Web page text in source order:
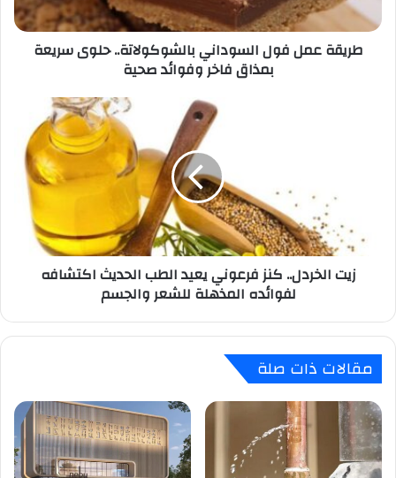
بمذاق
فاخر
وفوائدطريقة عمل فول السوداني بالشوكولاتة.. حلوى سريعة
بمذاق فاخر وفوائد صحية
اكتشافه
لفوائده
المذهلةزيت الخردل.. كنز فرعوني يعيد الطب الحديث اكتشافه
لفوائده المذهلة للشعر والجسم
مقالات ذات صلة